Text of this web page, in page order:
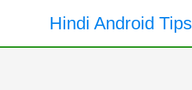
content
Hindi Android Tips